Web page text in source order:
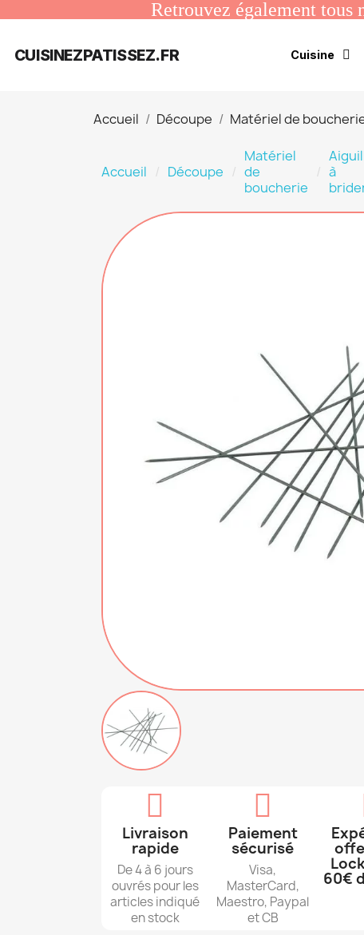
Retrouvez également tous
CUISINEZPATISSEZ.FR Cuisine
Accueil Découpe Matériel de
Accueil Découpe
Matériel
de
boucherie
à
Livraison
rapide
De 4 à 6 jours
ouvrés pour les
articles indiqué
en stock
Paiement
sécurisé
Visa,
MasterCard,
Maestro, Paypal
et CB
60€